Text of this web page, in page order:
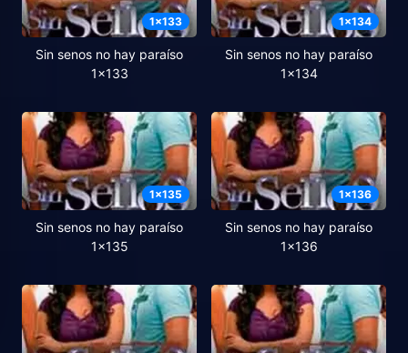
1x133
Sin senos no hay paraíso
1x133
1x134
Sin senos no hay paraíso
1x134
1x135
Sin senos no hay paraíso
1x135
1x136
Sin senos no hay paraíso
1x136